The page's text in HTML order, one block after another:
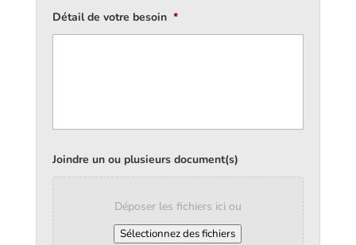
Détail de votre besoin *
Joindre un ou plusieurs document(s)
Déposer les fichiers ici ou
Sélectionnez des fichiers